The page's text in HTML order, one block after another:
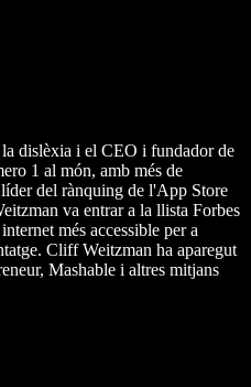
dislèxia i el CEO i fundador de
1 al món, amb més de
del rànquing de l'App Store
va entrar a la llista Forbes
més accessible per a
Cliff Weitzman ha aparegut
Mashable i altres mitjans